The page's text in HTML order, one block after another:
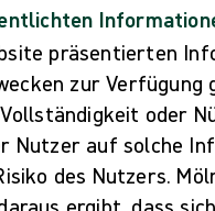
präsentierten
zur
oder
Nutzer auf solche
des Nutzers.